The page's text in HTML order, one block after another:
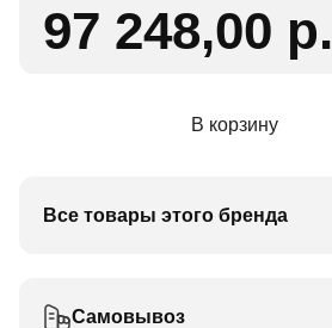
97 248,00 р.
В корзину
Все товары этого бренда
Самовывоз